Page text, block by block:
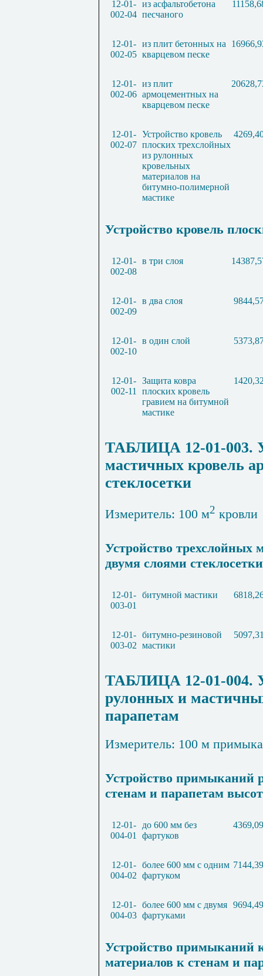
12-01-
002-04
из асфальтобетона
песчаного
12-01-
002-05
из плит бетонных на
кварцевом песке
12-01-
002-06
из плит
армоцементных на
кварцевом песке
12-01-
002-07
Устройство кровель
плоских трехслойных
из рулонных
кровельных
материалов на
битумно-полимерной
мастике
Устройство кровель
12-01-
002-08
в три слоя
12-01-
002-09
в два слоя
12-01-
002-10
в один слой
12-01-
002-11
Защита ковра
плоских кровель
гравием на битумной
мастике
ТАБЛИЦА 12-01-003.
мастичных кровель
стеклосетки
Измеритель: 100 м2 кровли
Устройство трехслойных
двумя слоями
12-01-
003-01
битумной мастики
12-01-
003-02
битумно-резиновой
мастики
ТАБЛИЦА 12-01-004.
рулонных и
парапетам
Измеритель: 100 м
Устройство примыканий
стенам и парапетам
12-01-
004-01
до 600 мм без
фартуков
4369,09
12-01-
004-02
более 600 мм с одним
фартуком
7144,39
12-01-
004-03
более 600 мм с двумя
фартуками
9694,49
Устройство примыканий
материалов к стенам и